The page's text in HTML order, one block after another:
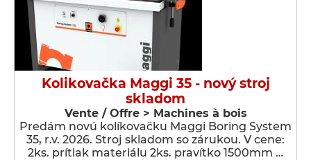
Kolikovačka Maggi 35 - nový stroj
skladom
Vente / Offre > Machines à bois
Predám novú kolíkovačku Maggi Boring System
35, r.v. 2026. Stroj skladom so zárukou. V cene:
2ks. prítlak materiálu 2ks. pravítko 1500mm …